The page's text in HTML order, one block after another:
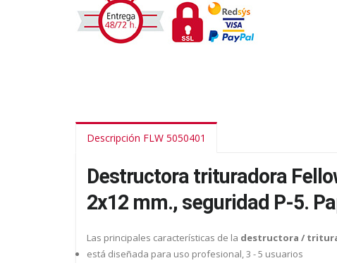
Descripción FLW 5050401
Destructora trituradora
2x12 mm., seguridad P-5.
Las principales características de la destructora /
está diseñada para uso profesional, 3 - 5 usuarios